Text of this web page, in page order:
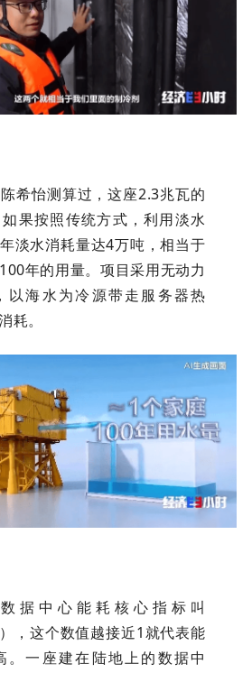
希怡测算过，这座2.3兆瓦的
果按照传统方式，利用淡水
淡水消耗量达4万吨，相当于
年的用量。项目采用无动力
以海水为冷源带走服务器热
耗。
据中心能耗核心指标叫
，这个数值越接近1就代表能
。一座建在陆地上的数据中